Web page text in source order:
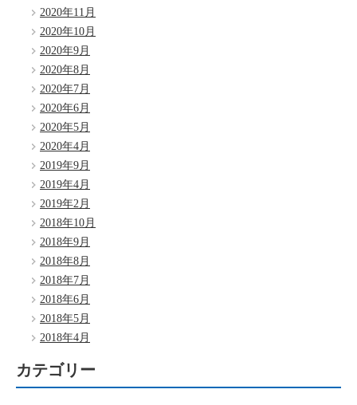
2020年11月
2020年10月
2020年9月
2020年8月
2020年7月
2020年6月
2020年5月
2020年4月
2019年9月
2019年4月
2019年2月
2018年10月
2018年9月
2018年8月
2018年7月
2018年6月
2018年5月
2018年4月
カテゴリー